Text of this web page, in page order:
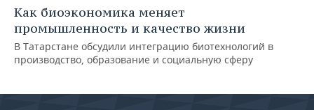
Как биоэкономика меняет
промышленность и качество жизни
В Татарстане обсудили интеграцию биотехнологий в
производство, образование и социальную сферу